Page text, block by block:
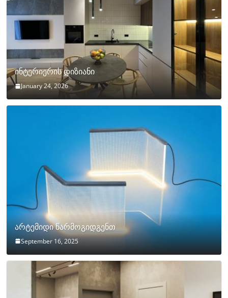
ინტერიერის დიზიანი
January 24, 2026
არტემიდი წარმოგიდგენთ
September 16, 2025